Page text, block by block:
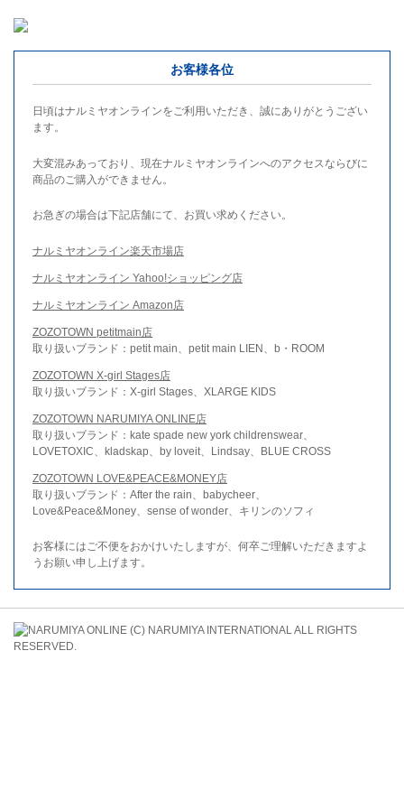
お客様各位
日頃はナルミヤオンラインをご利用いただき、誠にありがとうござい
ます。
大変混みあっており、現在ナルミヤオンラインへのアクセスならびに
商品のご購入ができません。
お急ぎの場合は下記店舗にて、お買い求めください。
ナルミヤオンライン楽天市場店
ナルミヤオンライン Yahoo!ショッピング店
ナルミヤオンライン Amazon店
ZOZOTOWN petitmain店
取り扱いブランド：petit main、petit main LIEN、b・ROOM
ZOZOTOWN X-girl Stages店
取り扱いブランド：X-girl Stages、XLARGE KIDS
ZOZOTOWN NARUMIYA ONLINE店
取り扱いブランド：kate spade new york childrenswear、
LOVETOXIC、kladskap、by loveit、Lindsay、BLUE CROSS
ZOZOTOWN LOVE&PEACE&MONEY店
取り扱いブランド：After the rain、babycheer、
Love&Peace&Money、sense of wonder、キリンのソフィ
お客様にはご不便をおかけいたしますが、何卒ご理解いただきますよ
うお願い申し上げます。